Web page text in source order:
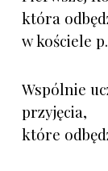
która
w kościele
Wspólnie
przyjęcia,
które